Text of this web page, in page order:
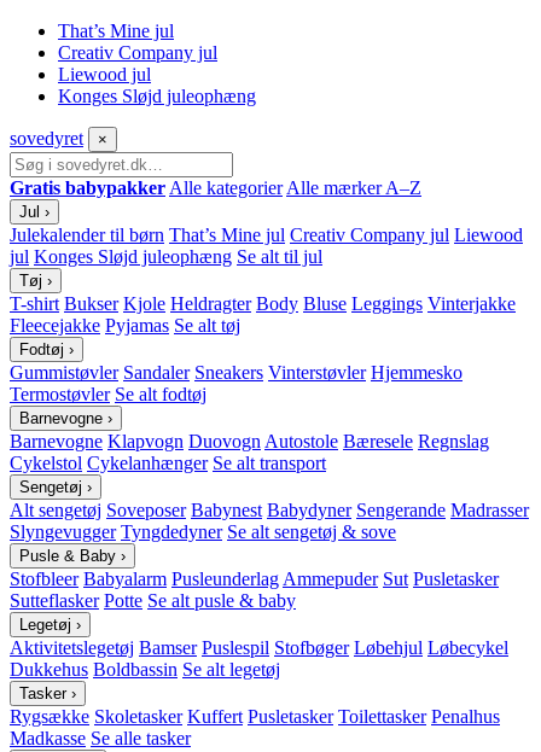
That’s Mine jul
Creativ Company jul
Liewood jul
Konges Sløjd juleophæng
sovedyret ×
Gratis babypakker Alle kategorier Alle mærker A–Z
Jul ›
Julekalender til børn That’s Mine jul Creativ Company jul Liewood
jul Konges Sløjd juleophæng Se alt til jul
Tøj ›
T-shirt Bukser Kjole Heldragter Body Bluse Leggings Vinterjakke
Fleecejakke Pyjamas Se alt tøj
Fodtøj ›
Gummistøvler Sandaler Sneakers Vinterstøvler Hjemmesko
Termostøvler Se alt fodtøj
Barnevogne ›
Barnevogne Klapvogn Duovogn Autostole Bæresele Regnslag
Cykelstol Cykelanhænger Se alt transport
Sengetøj ›
Alt sengetøj Soveposer Babynest Babydyner Sengerande Madrasser
Slyngevugger Tyngdedyner Se alt sengetøj & sove
Pusle & Baby ›
Stofbleer Babyalarm Pusleunderlag Ammepuder Sut Pusletasker
Sutteflasker Potte Se alt pusle & baby
Legetøj ›
Aktivitetslegetøj Bamser Puslespil Stofbøger Løbehjul Løbecykel
Dukkehus Boldbassin Se alt legetøj
Tasker ›
Rygsække Skoletasker Kuffert Pusletasker Toilettasker Penalhus
Madkasse Se alle tasker